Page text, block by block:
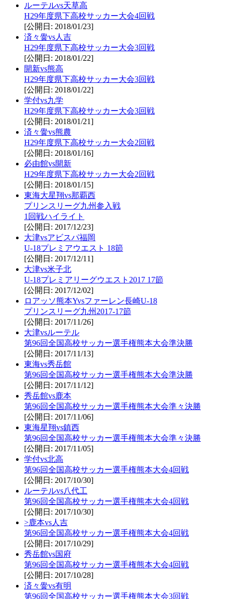
ルーテルvs天草高
H29年度県下高校サッカー大会4回戦
[公開日: 2018/01/23]
済々黌vs人吉
H29年度県下高校サッカー大会3回戦
[公開日: 2018/01/22]
開新vs熊高
H29年度県下高校サッカー大会3回戦
[公開日: 2018/01/22]
学付vs九学
H29年度県下高校サッカー大会3回戦
[公開日: 2018/01/21]
済々黌vs熊農
H29年度県下高校サッカー大会2回戦
[公開日: 2018/01/16]
必由館vs開新
H29年度県下高校サッカー大会2回戦
[公開日: 2018/01/15]
東海大星翔vs那覇西
プリンスリーグ九州参入戦
1回戦ハイライト
[公開日: 2017/12/23]
大津vsアビスパ福岡
U-18プレミアウエスト 18節
[公開日: 2017/12/11]
大津vs米子北
U-18プレミアリーグウエスト2017 17節
[公開日: 2017/12/02]
ロアッソ熊本Yvsファーレン長崎U-18
プリンスリーグ九州2017-17節
[公開日: 2017/11/26]
大津vsルーテル
第96回全国高校サッカー選手権熊本大会準決勝
[公開日: 2017/11/13]
東海vs秀岳館
第96回全国高校サッカー選手権熊本大会準決勝
[公開日: 2017/11/12]
秀岳館vs鹿本
第96回全国高校サッカー選手権熊本大会準々決勝
[公開日: 2017/11/06]
東海星翔vs鎮西
第96回全国高校サッカー選手権熊本大会準々決勝
[公開日: 2017/11/05]
学付vs北高
第96回全国高校サッカー選手権熊本大会4回戦
[公開日: 2017/10/30]
ルーテルvs八代工
第96回全国高校サッカー選手権熊本大会4回戦
[公開日: 2017/10/30]
>鹿本vs人吉
第96回全国高校サッカー選手権熊本大会4回戦
[公開日: 2017/10/29]
秀岳館vs国府
第96回全国高校サッカー選手権熊本大会4回戦
[公開日: 2017/10/28]
済々黌vs有明
第96回全国高校サッカー選手権熊本大会3回戦